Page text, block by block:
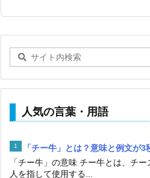
人気の言葉・用語
「チー牛」とは？意味と例文が3
「チー牛」の意味 チー牛とは、チ
人を指して使用する...